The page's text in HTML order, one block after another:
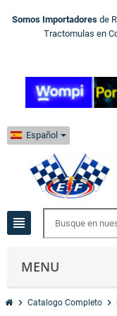
Somos Importadores de
Tractomulas en
Español
view_headline
MENU
chevron_right Catalogo Completo chevron_right